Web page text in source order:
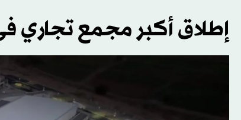
إطلاق أكبر مجمع تجاري